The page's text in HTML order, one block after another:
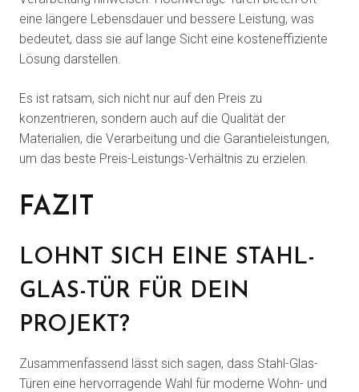
eine längere Lebensdauer und bessere Leistung, was
bedeutet, dass sie auf lange Sicht eine kosteneffiziente
Lösung darstellen.
Es ist ratsam, sich nicht nur auf den Preis zu
konzentrieren, sondern auch auf die Qualität der
Materialien, die Verarbeitung und die Garantieleistungen,
um das beste Preis-Leistungs-Verhältnis zu erzielen.
FAZIT
LOHNT SICH EINE STAHL-
GLAS-TÜR FÜR DEIN
PROJEKT?
Zusammenfassend lässt sich sagen, dass Stahl-Glas-
Türen eine hervorragende Wahl für moderne Wohn- und